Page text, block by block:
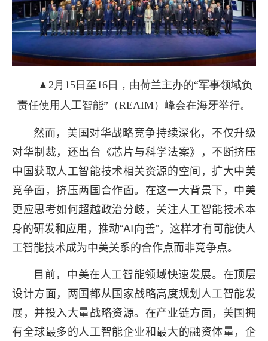
▲2月15日至16日，由荷兰主办的“军事领域负
责任使用人工智能”（REAIM）峰会在海牙举行。
然而，美国对华战略竞争持续深化，不仅升级
对华制裁，还出台《芯片与科学法案》，不断挤压
中国获取人工智能技术相关资源的空间，扩大中美
竞争面，挤压两国合作面。在这一大背景下，中美
更应思考如何超越政治分歧，关注人工智能技术本
身的研发和应用，推动“AI向善”，这样才有可能使人
工智能技术成为中美关系的合作点而非竞争点。
目前，中美在人工智能领域快速发展。在顶层
设计方面，两国都从国家战略高度规划人工智能发
展，并投入大量战略资源。在产业链方面，美国拥
有全球最多的人工智能企业和最大的融资体量，企